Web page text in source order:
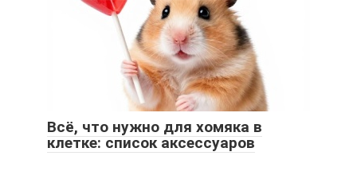
Всё, что нужно для хомяка в
клетке: список аксессуаров